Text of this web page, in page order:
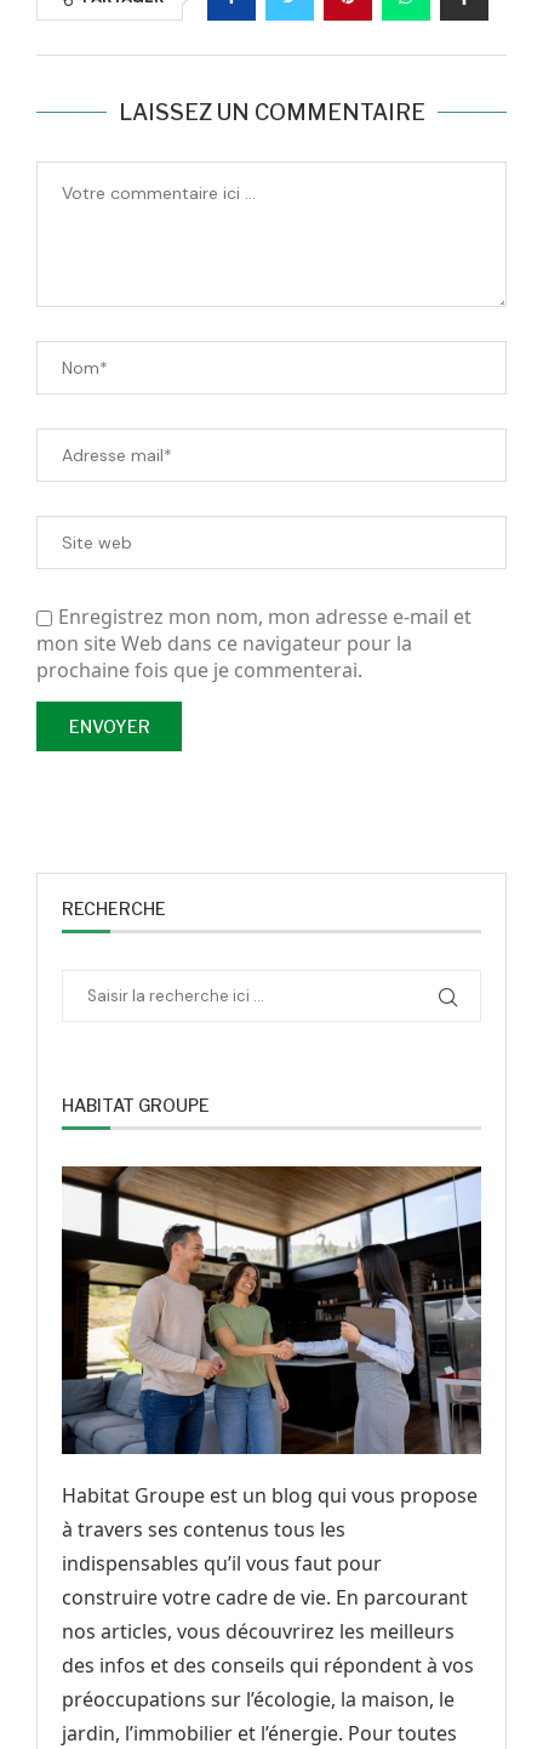
LAISSEZ UN COMMENTAIRE
Enregistrez mon nom, mon adresse e-mail et
mon site Web dans ce navigateur pour la
prochaine fois que je commenterai.
RECHERCHE
HABITAT GROUPE
Habitat Groupe est un blog qui vous propose
à travers ses contenus tous les
indispensables qu’il vous faut pour
construire votre cadre de vie. En parcourant
nos articles, vous découvrirez les meilleurs
des infos et des conseils qui répondent à vos
préoccupations sur l’écologie, la maison, le
jardin, l’immobilier et l’énergie. Pour toutes